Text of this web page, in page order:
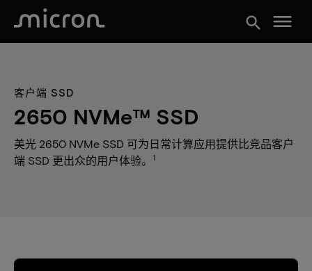
search menu
客户端 SSD
2650 NVMe™ SSD
美光 2650 NVMe SSD 可为日常计算应用提供比竞品客户
端 SSD 更出众的用户体验。
1